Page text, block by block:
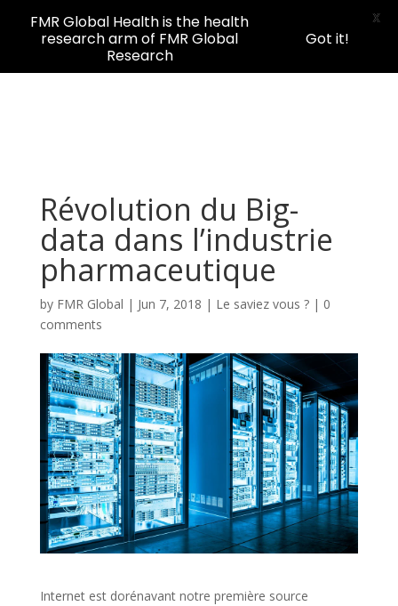
Révolution du Big-
data dans l’industrie
pharmaceutique
by FMR Global | Jun 7, 2018 | Le saviez vous ?| 0
comments
Internet est dorénavant notre première source
FMR Global Health is the health
research arm of FMR Global
Research
Got it!
X